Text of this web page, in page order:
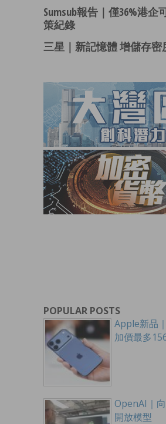
Sumsub報告｜僅36%港企
策紀錄
三星｜新記憶體 增儲存密
POPULAR POSTS
Apple新品
加價最多
OpenAI｜
開放模型